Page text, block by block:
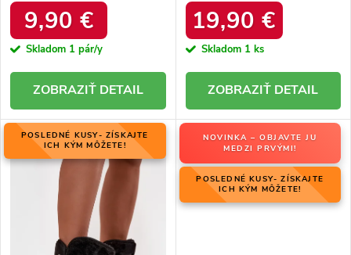
WHITE
9,90 €
Skladom 1 pár/y
DETAIL
BLACK
19,90 €
Skladom 1 ks
DETAIL
POSLEDNÉ KUSY- ZÍSKAJTE
ICH KÝM MÔŽETE!
NOVINKA – OBJAVTE JU
MEDZI PRVÝMI!
POSLEDNÉ KUSY- ZÍSKAJTE
ICH KÝM MÔŽETE!